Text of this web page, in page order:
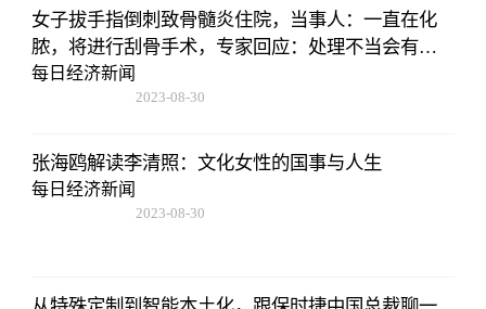
女子拔手指倒刺致骨髓炎住院，当事人：一直在化
脓，将进行刮骨手术，专家回应：处理不当会有截
肢风险
每日经济新闻
2023-08-30
张海鸥解读李清照：文化女性的国事与人生
每日经济新闻
2023-08-30